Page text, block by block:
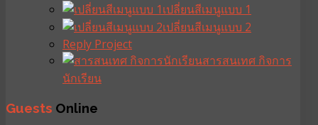
เปลี่ยนสีเมนูแบบ 1
เปลี่ยนสีเมนูแบบ 2
Reply Project
สารสนเทศ กิจการ
นักเรียน
Guests Online